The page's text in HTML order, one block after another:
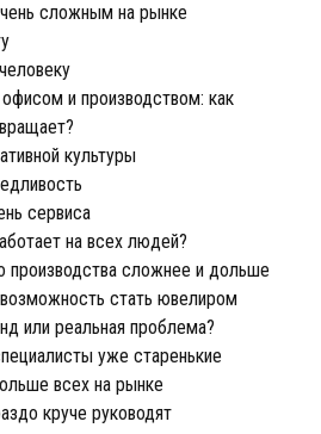
сложным на рынке
и производством: как
культуры
сервиса
на всех людей?
производства сложнее и дольше
возможность стать ювелиром
или реальная проблема?
уже старенькие
всех на рынке
круче руководят